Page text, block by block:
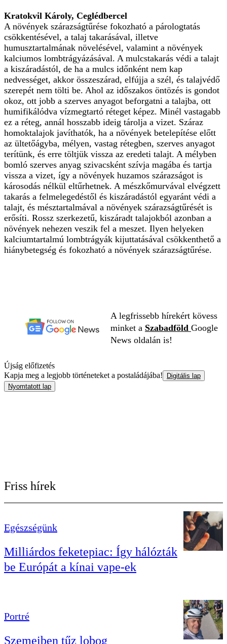
Kratokvil Károly, Ceglédbercel
A növények szárazságtűrése fokozható a párologtatás
csökkentésével, a talaj takarásával, illetve
humusztartalmának növelésével, valamint a növények
kalciumos lombtrágyázásával. A mulcstakarás védi a talajt
a kiszáradástól, de ha a mulcs időnként nem kap
nedvességet, akkor összeszárad, elfújja a szél, és talajvédő
szerepét nem tölti be. Ahol az időszakos öntözés is gondot
okoz, ott jobb a szerves anyagot beforgatni a talajba, ott
humifikálódva vízmegtartó réteget képez. Minél vastagabb
ez a réteg, annál hosszabb ideig tárolja a vizet. Száraz
homoktalajok javíthatók, ha a növények betelepítése előtt
az ültetőágyba, mélyen, vastag rétegben, szerves anyagot
terítünk, és erre töltjük vissza az eredeti talajt. A mélyben
bomló szerves anyag szivacsként szívja magába és tartja
vissza a vizet, így a növények huzamos szárazságot is
károsodás nélkül eltűrhetnek. A mészkőmurvával elvégzett
takarás a felmelegedéstől és kiszáradástól egyaránt védi a
talajt, és mésztartalmával a növények szárazságtűrését is
erősíti. Rossz szerkezetű, kiszáradt talajokból azonban a
növények nehezen veszik fel a meszet. Ilyen helyeken
kalciumtartalmú lombtrágyák kijuttatásával csökkenthető a
hiánybetegség és fokozható a növények szárazságtűrése.
A legfrissebb hírekért kövess
minket a Szabadföld Google
News oldalán is!
Újság előfizetés
Kapja meg a legjobb történeteket a postaládájába!
Digitális lap
Nyomtatott lap
Friss hírek
Egészségünk
Milliárdos feketepiac: Így hálózták
be Európát a kínai vape-ek
Portré
Szemeiben tűz lobog